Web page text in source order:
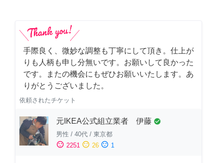
手際良く、微妙な調整も丁寧にして頂き。仕上が
りも人柄も申し分無いです。お願いして良かった
です。またの機会にもぜひお願いいたします。あ
りがとうございました。
依頼されたチケット
元IKEA公式組立業者 伊藤 check_circle
男性 / 40代 / 東京都
sentiment_satisfied 2251 sentiment_neutral 26 sentiment_dissatisfied 1